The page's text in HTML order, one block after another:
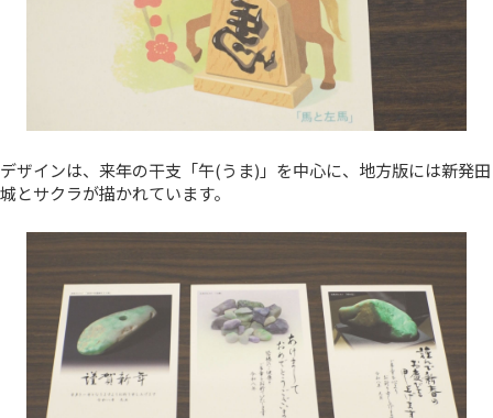
デザインは、来年の干支「午(うま)」を中心に、地方版には新発田
城とサクラが描かれています。